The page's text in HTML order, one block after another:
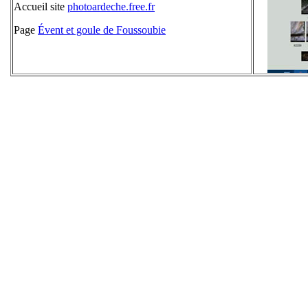
Accueil site photoardeche.free.fr
Page Évent et goule de Foussoubie